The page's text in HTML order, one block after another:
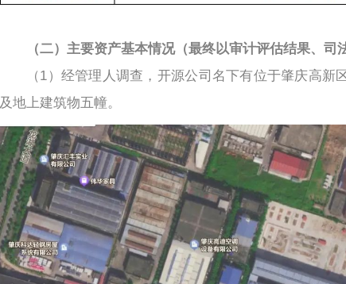
（二）主要资产基本情况（最终以审计评估结果、司
（1）经管理人调查，开源公司名下有位于肇庆高
及地上建筑物五幢。